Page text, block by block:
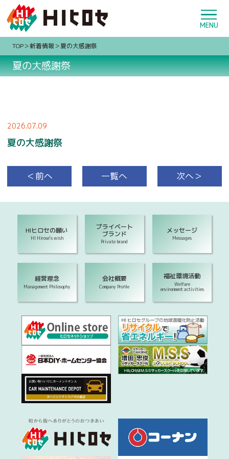
TOP 新着情報 夏の大感謝祭
夏の大感謝祭
2026.07.09
夏の大感謝祭
＜前へ 一覧へ 次へ＞
HIヒロセの願い
HI Hirose's wish
プライベート
ブランド
Private brand
メッセージ
Messages
経営理念
Management Philosophy
会社概要
Company Profile
福祉環境活動
Welfare
environment activities